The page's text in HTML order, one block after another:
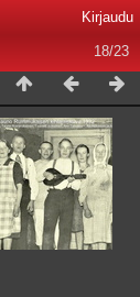
Kirjaudu
18/23